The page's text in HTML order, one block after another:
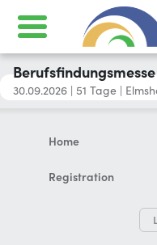
Berufsfindungsmesse
30.09.2026 | 51 Tage |
Home
Registration